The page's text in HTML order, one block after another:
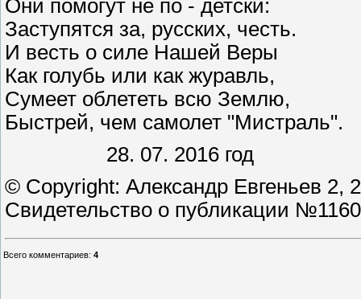
Они помогут не по - детски:
Заступятся за, русских, честь.
И весть о силе Нашей Веры
Как голубь или как журавль,
Сумеет облететь всю Землю,
Быстрей, чем самолет "Мистраль".
28. 07. 2016 год
© Copyright: Александр Евгеньев 2,
Свидетельство о публикации
Всего комментариев: 4